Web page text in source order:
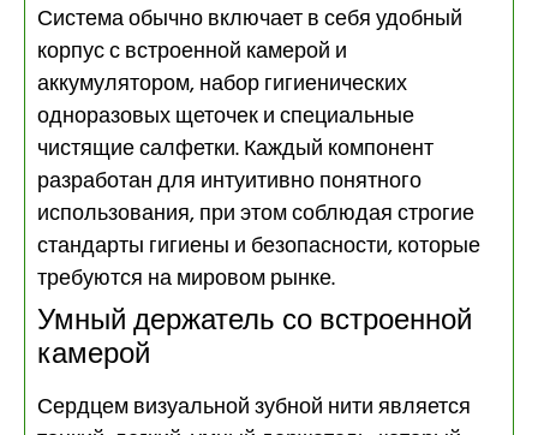
Система обычно включает в себя удобный
корпус с встроенной камерой и
аккумулятором, набор гигиенических
одноразовых щеточек и специальные
чистящие салфетки. Каждый компонент
разработан для интуитивно понятного
использования, при этом соблюдая строгие
стандарты гигиены и безопасности, которые
требуются на мировом рынке.
Умный держатель со встроенной
камерой
Сердцем визуальной зубной нити является